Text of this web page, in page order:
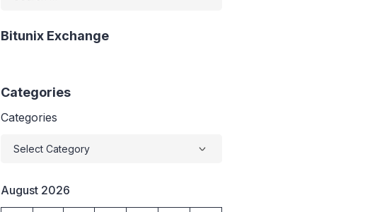
Bitunix Exchange
Categories
Categories
August 2026